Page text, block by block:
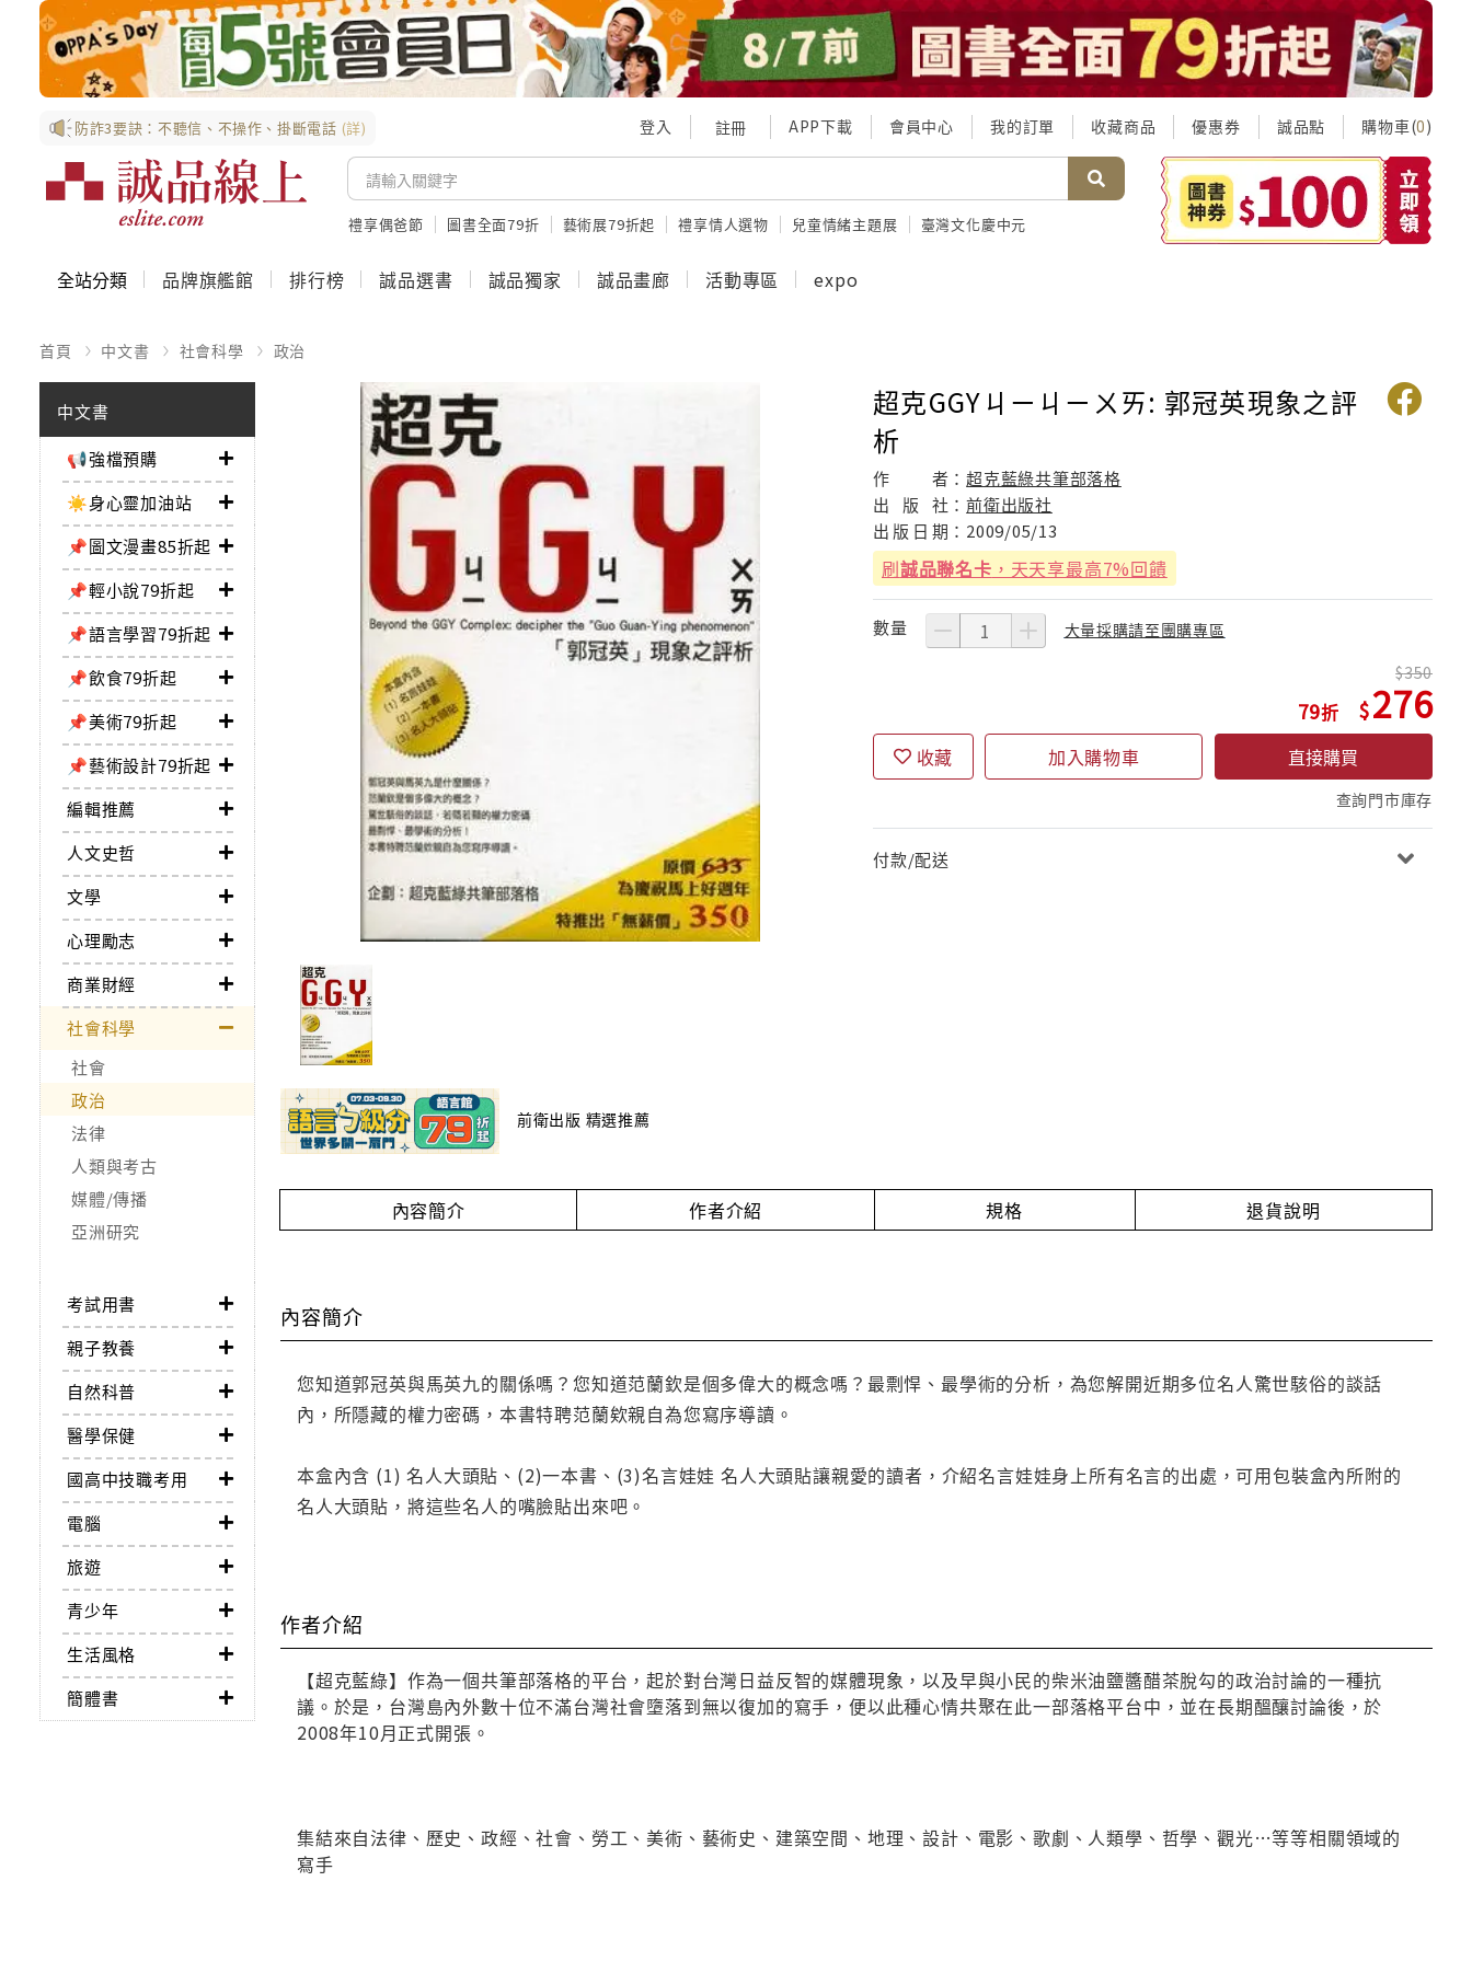
防詐3要訣：不聽信、不操作、掛斷電話 (詳) 登入 註冊 APP下載 會員中心 我的訂單 收藏商品 優惠券 誠品點 購物車(0)
禮享偶爸節 圖書全面79折 藝術展79折起 禮享情人選物 兒童情緒主題展 臺灣文化慶中元
全站分類 品牌旗艦館 排行榜 誠品選書 誠品獨家 誠品畫廊 活動專區 expo
首頁 中文書 社會科學 政治
中文書
📢強檔預購
☀️身心靈加油站
📌圖文漫畫85折起
📌輕小說79折起
📌語言學習79折起
📌飲食79折起
📌美術79折起
📌藝術設計79折起
編輯推薦
人文史哲
文學
心理勵志
商業財經
社會科學
社會
政治
法律
人類與考古
媒體/傳播
亞洲研究
考試用書
親子教養
自然科普
醫學保健
國高中技職考用
電腦
旅遊
青少年
生活風格
簡體書
前衛出版 精選推薦
超克GGYㄐㄧㄐㄧㄨㄞ: 郭冠英現象之評
析
作 者：超克藍綠共筆部落格
出
版 社：前衛出版社
出 版 日 期： 2009/05/13
刷誠品聯名卡 ，天天享最高7%回饋
數量 大量採購請至團購專區
79
350
276
收藏 加入購物車 直接購買
查詢門市庫存
付款/配送
內容簡介 作者介紹 規格 退貨說明
內容簡介
您知道郭冠英與馬英九的關係嗎？您知道范蘭欽是個多偉大的概念嗎？最剽悍、最學術的分析，為您解開近期多位名人驚世駭俗的談話
內，所隱藏的權力密碼，本書特聘范蘭欸親自為您寫序導讀。
本盒內含 (1) 名人大頭貼、(2)一本書、(3)名言娃娃 名人大頭貼讓親愛的讀者，介紹名言娃娃身上所有名言的出處，可用包裝盒內所附的
名人大頭貼，將這些名人的嘴臉貼出來吧。
作者介紹
【超克藍綠】作為一個共筆部落格的平台，起於對台灣日益反智的媒體現象，以及早與小民的柴米油鹽醬醋茶脫勾的政治討論的一種抗
議。於是，台灣島內外數十位不滿台灣社會墮落到無以復加的寫手，便以此種心情共聚在此一部落格平台中，並在長期醞釀討論後，於
2008年10月正式開張。
集結來自法律、歷史、政經、社會、勞工、美術、藝術史、建築空間、地理、設計、電影、歌劇、人類學、哲學、觀光…等等相關領域的
寫手